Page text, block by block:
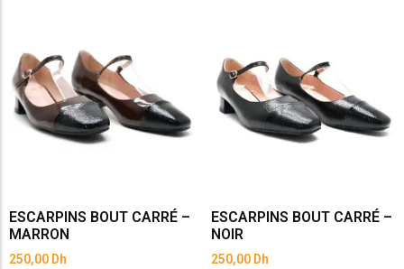
ESCARPINS BOUT CARRÉ –
MARRON
250,00 Dh
ESCARPINS BOUT CARRÉ –
NOIR
250,00 Dh